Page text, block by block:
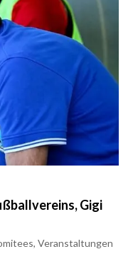
Gigi
Veranstaltungen